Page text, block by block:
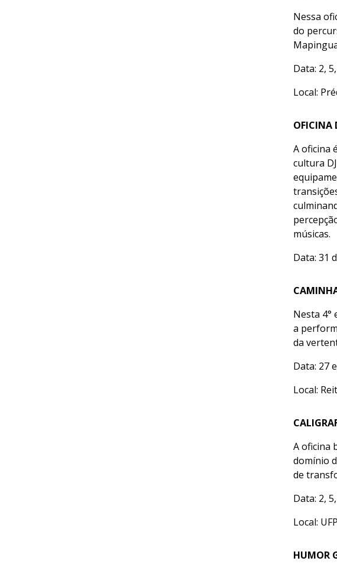
Nessa
do
Data: 2,
Local:
OFICINA
A oficina
cultura
músicas.
Data: 31
Nesta 4°
a
da
Data: 27
Local:
A oficina
domínio
de
Data: 2,
Local:
HUMOR